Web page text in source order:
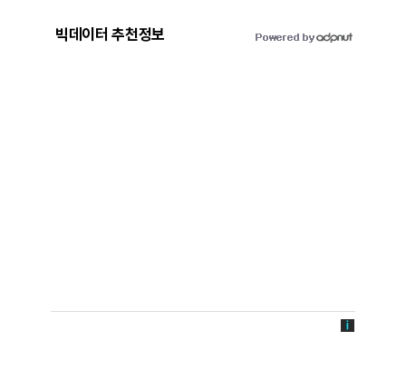
빅데이터 추천정보